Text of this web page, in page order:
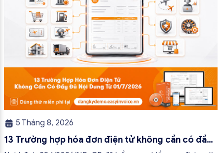
5 Tháng 8, 2026
13 Trường hợp hóa đơn điện tử không cần có đầy